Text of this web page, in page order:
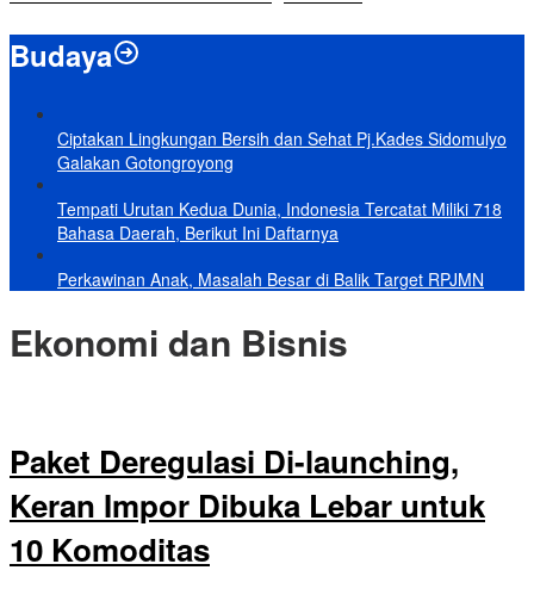
Budaya
Ciptakan Lingkungan Bersih dan Sehat Pj.Kades Sidomulyo
Galakan Gotongroyong
Tempati Urutan Kedua Dunia, Indonesia Tercatat Miliki 718
Bahasa Daerah, Berikut Ini Daftarnya
Perkawinan Anak, Masalah Besar di Balik Target RPJMN
Ekonomi dan Bisnis
Paket Deregulasi Di-launching,
Keran Impor Dibuka Lebar untuk
10 Komoditas